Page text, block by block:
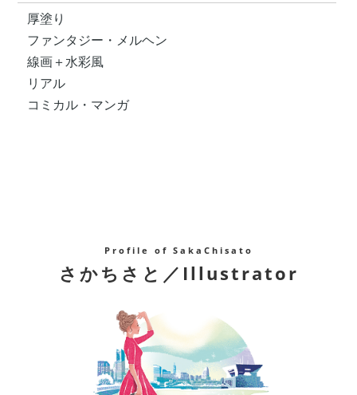
厚塗り
ファンタジー・メルヘン
線画＋水彩風
リアル
コミカル・マンガ
Profile of SakaChisato
さかちさと／Illustrator